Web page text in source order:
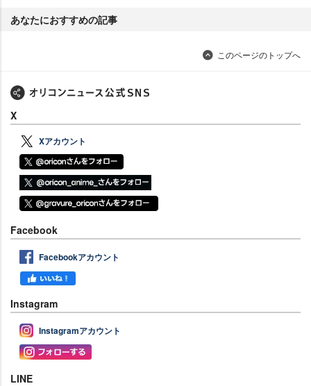
あなたにおすすめの記事
このページのトップへ
X
Xアカウント
Facebook
Facebookアカウント
Instagram
Instagramアカウント
LINE